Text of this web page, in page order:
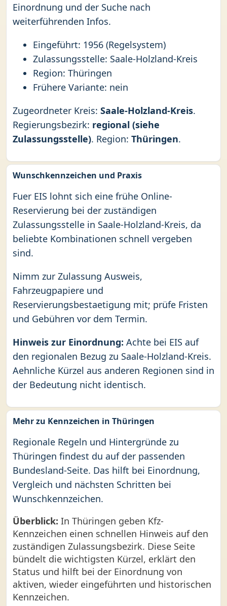
Einordnung und der Suche nach
weiterführenden Infos.
Eingeführt: 1956 (Regelsystem)
Zulassungsstelle: Saale-Holzland-Kreis
Region: Thüringen
Frühere Variante: nein
Zugeordneter Kreis: Saale-Holzland-Kreis.
Regierungsbezirk: regional (siehe
Zulassungsstelle). Region: Thüringen.
Wunschkennzeichen und Praxis
Fuer EIS lohnt sich eine frühe Online-
Reservierung bei der zuständigen
Zulassungsstelle in Saale-Holzland-Kreis, da
beliebte Kombinationen schnell vergeben
sind.
Nimm zur Zulassung Ausweis,
Fahrzeugpapiere und
Reservierungsbestaetigung mit; prüfe Fristen
und Gebühren vor dem Termin.
Hinweis zur Einordnung: Achte bei EIS auf
den regionalen Bezug zu Saale-Holzland-Kreis.
Aehnliche Kürzel aus anderen Regionen sind in
der Bedeutung nicht identisch.
Mehr zu Kennzeichen in Thüringen
Regionale Regeln und Hintergründe zu
Thüringen findest du auf der passenden
Bundesland-Seite. Das hilft bei Einordnung,
Vergleich und nächsten Schritten bei
Wunschkennzeichen.
Überblick: In Thüringen geben Kfz-
Kennzeichen einen schnellen Hinweis auf den
zuständigen Zulassungsbezirk. Diese Seite
bündelt die wichtigsten Kürzel, erklärt den
Status und hilft bei der Einordnung von
aktiven, wieder eingeführten und historischen
Kennzeichen.